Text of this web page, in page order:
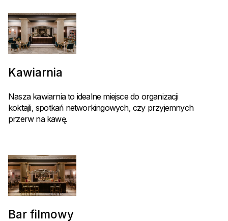
Kawiarnia
Nasza kawiarnia to idealne miejsce do organizacji
koktajli, spotkań networkingowych, czy przyjemnych
przerw na kawę.
Bar filmowy